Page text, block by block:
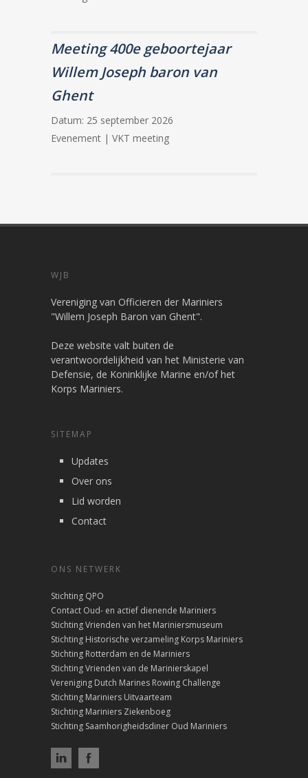
Meeting 400e geboortejaar
Willem Joseph baron van
Ghent
Datum: 25 september 2026
Evenement | VKT meeting
WJB
Vereniging van Officieren der Mariniers
"Willem Joseph Baron van Ghent".
Deze website valt buiten de
verantwoordelijkheid van het Ministerie van
Defensie, de Koninklijke Marine en/of het
Korps Mariniers.
SITEMAP
Updates
Over ons
Lid worden
Contact
ONS NETWERK
Stichting QPO
Contact Oud- en actief dienende Mariniers
Stichting Vrienden van het Mariniersmuseum
Stichting Historische verzameling Korps Mariniers
Stichting Rotterdam en de Mariniers
Stichting Vrienden van de Marinierskapel
Vereniging Dutch Marines Rowing Challenge
Stichting Mariniers Uitvaarteam
Stichting Mariniers Ziekenboeg
Stichting Saamhorigheidsdiner Oud Mariniers